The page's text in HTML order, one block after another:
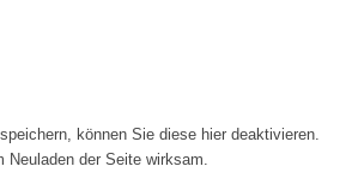
können Sie diese hier deaktivieren.
der Seite wirksam.